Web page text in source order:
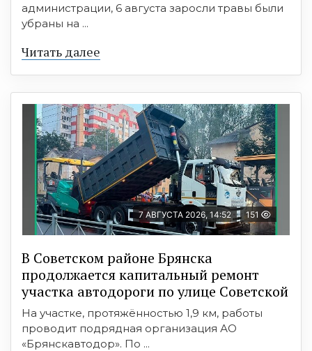
администрации, 6 августа заросли травы были
убраны на ...
Читать далее
7 АВГУСТА 2026, 14:52 151
В Советском районе Брянска
продолжается капитальный ремонт
участка автодороги по улице Советской
На участке, протяжённостью 1,9 км, работы
проводит подрядная организация АО
«Брянскавтодор». По ...